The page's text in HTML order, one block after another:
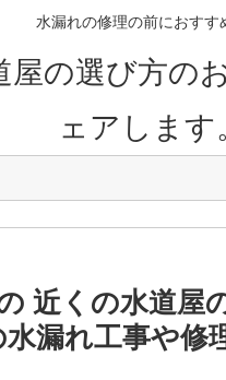
水漏れの修理の前におす
屋の選び方の
ェアします
近くの水道屋
漏れ工事や